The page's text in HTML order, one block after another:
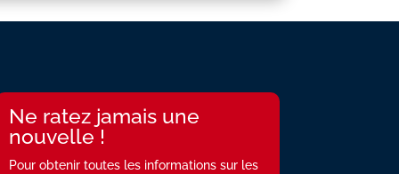
Ne ratez jamais une
nouvelle !
Pour obtenir toutes les informations sur les